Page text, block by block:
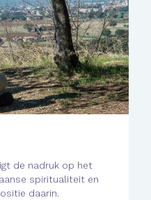
de nadruk op het
spiritualiteit en
daarin.